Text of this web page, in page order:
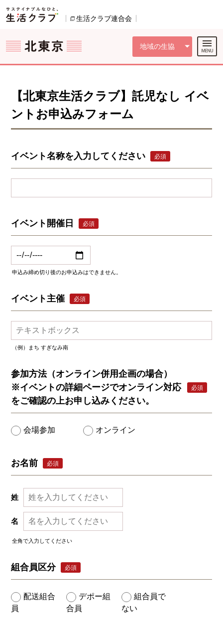
ページの先頭です。
生活クラブ連合会
地域の生協
ここからサイト内共通メニューです。
サイト内共通メニューをスキップする
サイト内共通メニューここまで。
【北東京生活クラブ】託児なし イベ
ントお申込みフォーム
イベント名称を入力してください 必須
イベント開催日 必須
申込み締め切り後のお申込みはできません。
イベント主催 必須
（例）まち すぎなみ南
参加方法（オンライン併用企画の場合）
※イベントの詳細ページでオンライン対応
をご確認の上お申し込みください。
必須
会場参加 オンライン
お名前 必須
姓
名
全角で入力してください
組合員区分 必須
配送組合
員
デポー組
合員
組合員で
ない